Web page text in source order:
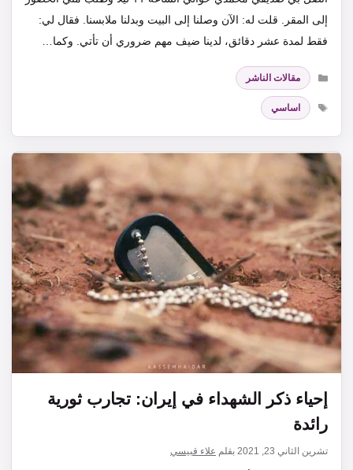
إلى المقر. قلت له: الآن وصلنا إلى البيت وبدلنا ملابسنا. فقال لي:
فقط لمدة عشر دقائق، لدينا ضيف مهم ضروري أن تأتي. وكما…
التصنيفات
مقالات الناشر
الوسوم
اساسي
إحياء ذكر الشهداء في إيران: تجارب ثورية
رائدة
تشرين الثاني 23, 2021 بقلم علاء قبيسي